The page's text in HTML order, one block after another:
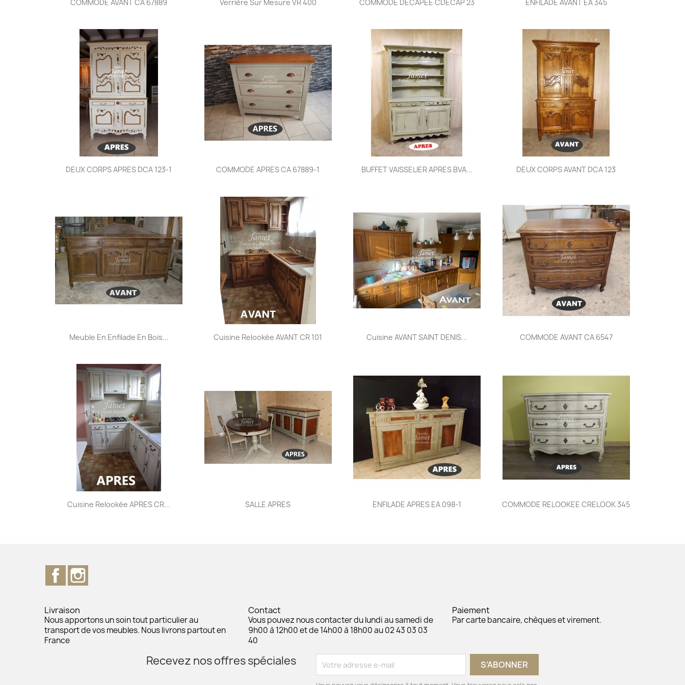
COMMODE AVANT CA 67889 Verrière Sur Mesure VR 400 COMMODE DECAPEE CDECAP 23 ENFILADE AVANT EA 345
Aperçu rapide
DEUX CORPS APRES DCA 123-1 Aperçu rapide
COMMODE APRES CA 67889-1 Aperçu rapide
BUFFET VAISSELIER APRES BVA... Aperçu rapide
DEUX CORPS AVANT DCA 123
 Aperçu rapide
Meuble En Enfilade En Bois... Aperçu rapide
Cuisine Relookée AVANT CR 101  Aperçu rapide
Cuisine AVANT SAINT DENIS... Aperçu rapide
COMMODE AVANT CA 6547
Aperçu rapide
Cuisine Relookée APRES CR... Aperçu rapide
SALLE APRES Aperçu rapide
ENFILADE APRES EA 098-1 Aperçu rapide
COMMODE RELOOKEE CRELOOK 345
Facebook
Livraison
Nous apportons un soin tout particulier au
transport de vos meubles. Nous livrons partout en
France
Contact
Vous pouvez nous contacter du lundi au samedi de
9h00 à 12h00 et de 14h00 à 18h00 au 02 43 03 03
40
Paiement
Par carte bancaire, chèques et virement.
Recevez nos offres spéciales